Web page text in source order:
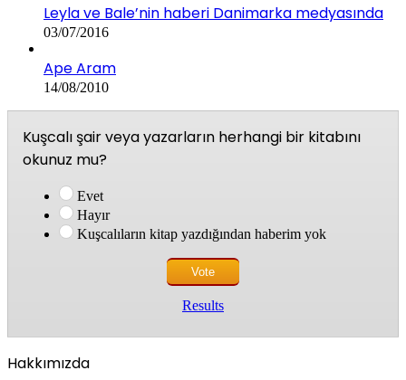
Leyla ve Bale’nin haberi Danimarka medyasında
03/07/2016
Ape Aram
14/08/2010
Kuşcalı şair veya yazarların herhangi bir kitabını
okunuz mu?
Evet
Hayır
Kuşcalıların kitap yazdığından haberim yok
Results
Hakkımızda